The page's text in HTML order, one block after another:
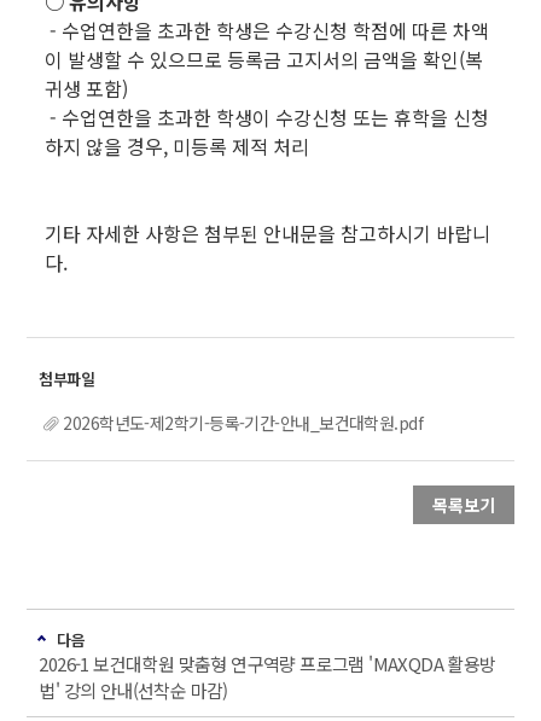
- 수업연한을 초과한 학생은 수강신청 학점에 따른 차액
이 발생할 수 있으므로 등록금 고지서의 금액을 확인(복
귀생 포함)
- 수업연한을 초과한 학생이 수강신청 또는 휴학을 신청
하지 않을 경우, 미등록 제적 처리
기타 자세한 사항은 첨부된 안내문을 참고하시기 바랍니
다.
2026학년도-제2학기-등록-기간-안내_보건대학원.pdf
목록보기
다음
2026-1 보건대학원 맞춤형 연구역량 프로그램 'MAXQDA 활용방
법' 강의 안내(선착순 마감)